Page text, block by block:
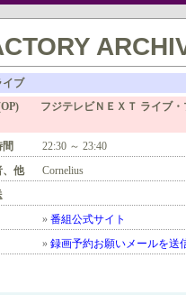
イブ
フジテレビＮＥＸＴ ライブ・
間
22:30 ～ 23:40
、他
Cornelius
» 番組公式サイト
» 録画予約お願いメールを送